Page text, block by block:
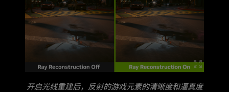
开启光线重建后，反射的游戏元素的清晰度和逼真度